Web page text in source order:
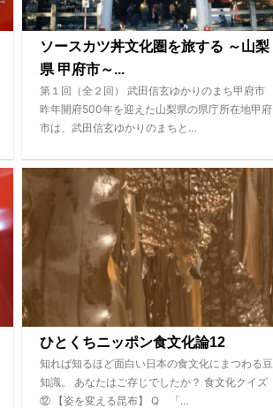
ソースカツ丼文化圏を旅する ～山梨
県 甲府市～...
第１回（全２回） 武田信玄ゆかりのまち甲府市
昨年開府500年を迎えた山梨県の県庁所在地甲府
市は、武田信玄ゆかりのまちと…
ひとくちニッポン食文化論12
知れば知るほど面白い日本の食文化にまつわる豆
知識。 あなたはご存じでしたか？ 食文化クイズ
⑫ 【姿を変える昆布】 Q 「…